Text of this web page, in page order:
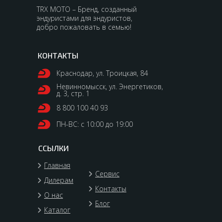
Краснодар, ул. Троицкая, 84
Невинномысск, ул. Энергетиков,
д. 3, стр. 1
8 800 100 40 93
ПН-ВС: с 10:00 до 19:00
КОНТАКТЫ
Главная
Дилерам
О нас
Блог
Контакты
Сервис
Каталог
ССЫЛКИ
TRX MOTO – Бренд, созданный
эндуристами для эндуристов,
добро пожаловать в семью!